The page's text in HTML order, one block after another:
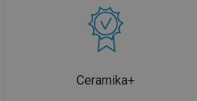
Ceramika+